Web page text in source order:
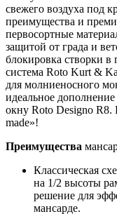
свежего воздуха под
преимущества и
первосортные
защитой от града и
блокировка створки
система Roto Kurt &
для молниеносного
идеальное
окну Roto Designo R8.
made»!
Преимущества
Классическая
на 1/2 высоты
решение для
мансарде.